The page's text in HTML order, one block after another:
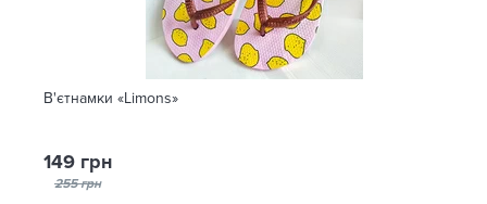
В'єтнамки «Limons»
149 грн
255 грн